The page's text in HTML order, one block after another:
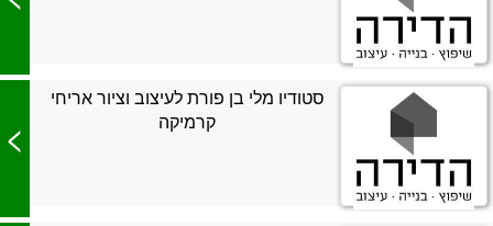
סטודיו מלי בן פורת לעיצוב וציור אריחי
קרמיקה
>